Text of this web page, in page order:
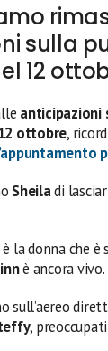
sulla
12
anticipazioni
ottobre,
Sheiladi
è la donna che è
è ancora vivo.
sull’aereo
,